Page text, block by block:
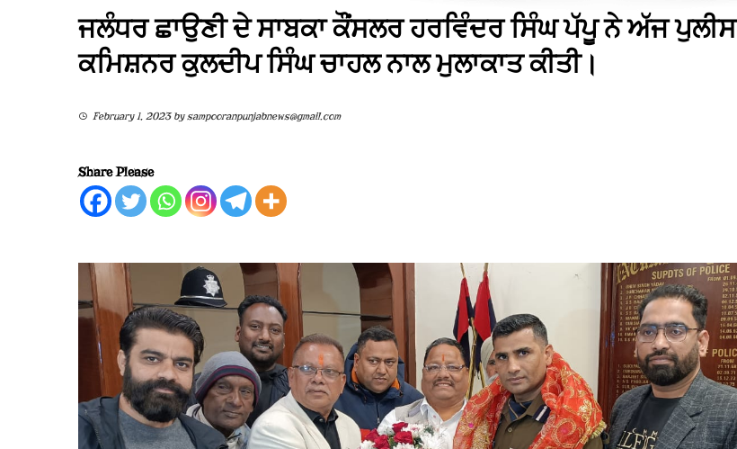
ਜਲੰਧਰ ਛਾਉਣੀ ਦੇ ਸਾਬਕਾ ਕੌਂਸਲਰ ਹਰਵਿੰਦਰ ਸਿੰਘ ਪੱਪੂ ਨੇ ਅੱਜ ਪੁਲੀਸ
ਕਮਿਸ਼ਨਰ ਕੁਲਦੀਪ ਸਿੰਘ ਚਾਹਲ ਨਾਲ ਮੁਲਾਕਾਤ ਕੀਤੀ।
February 1, 2023bysampooranpunjabnews@gmail.com
Share Please